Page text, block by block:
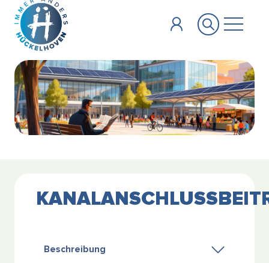
Zum Hauptinhalt springen
Beschreibung